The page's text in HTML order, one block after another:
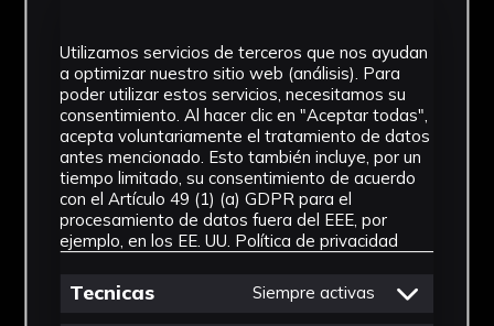
Muestra Botánica
Cronología
SF
Fondo
Fondo Herbario
Utilizamos servicios de terceros que nos ayudan
a optimizar nuestro sitio web (análisis). Para
poder utilizar estos servicios, necesitamos su
consentimiento. Al hacer clic en "Aceptar todas",
acepta voluntariamente el tratamiento de datos
antes mencionado. Esto también incluye, por un
tiempo limitado, su consentimiento de acuerdo
con el Artículo 49 (1) (a) GDPR para el
procesamiento de datos fuera del EEE, por
ejemplo, en los EE. UU. Política de privacidad
Tecnicas Siempre activas